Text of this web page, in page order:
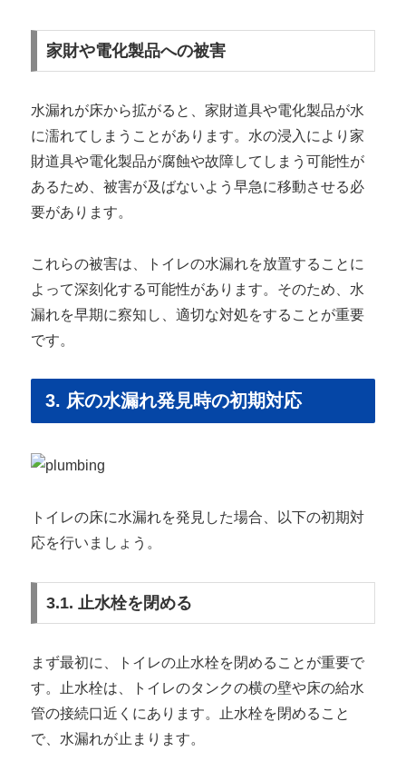
家財や電化製品への被害
水漏れが床から拡がると、家財道具や電化製品が水
に濡れてしまうことがあります。水の浸入により家
財道具や電化製品が腐蝕や故障してしまう可能性が
あるため、被害が及ばないよう早急に移動させる必
要があります。
これらの被害は、トイレの水漏れを放置することに
よって深刻化する可能性があります。そのため、水
漏れを早期に察知し、適切な対処をすることが重要
です。
3. 床の水漏れ発見時の初期対応
トイレの床に水漏れを発見した場合、以下の初期対
応を行いましょう。
3.1. 止水栓を閉める
まず最初に、トイレの止水栓を閉めることが重要で
す。止水栓は、トイレのタンクの横の壁や床の給水
管の接続口近くにあります。止水栓を閉めること
で、水漏れが止まります。